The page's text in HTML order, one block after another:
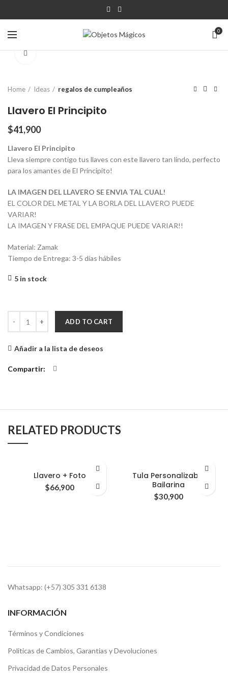
0
Home Ideas regalos de cumpleaños
Llavero El Principito
$41,900
Llavero El Principito
Lleva siempre contigo tus llaves con este llavero tan lindo, perfecto
para los amantes de El Principito!
LA IMAGEN DEL LLAVERO SE ENVIA TAL CUAL!
EL COLOR DEL METAL Y LA BORLA DEL LLAVERO PUEDE
VARIAR!
LA IMAGEN Y FRASE DEL EMPAQUE PUEDE VARIAR!!
Material: Zamak
Tiempo de Entrega: 3-5 días hábiles
5 in stock
ADD TO CART
Añadir a la lista de deseos
Compartir
RELATED PRODUCTS
Llavero + Foto
$66,900
Tula Personalizable
Bailarina
$30,900
Whatsapp: (+57) 305 331 6138
INFORMACIÓN
Términos y Condiciones
Politicas de Cambios, Garantias y Devoluciones
Privacidad de Datos Personales